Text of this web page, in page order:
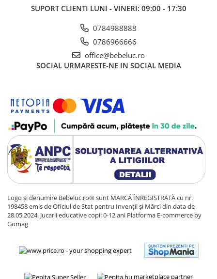
Etui Ochelari
Sacose si Genti
Accesorii bebelusi
Olita bebe
Veioza copii
Decoratiuni camera copilului
Produse de Curatenie
Jucarii exterior
Trotinete copii
Jucarii curte
Leagane copii
Biciclete copii
SUPORT CLIENTI LUNI - VINERI: 09:00 - 17:30
0784988888
0786966666
office@bebeluc.ro
SOCIAL URMARESTE-NE IN SOCIAL MEDIA
Logo și denumire Bebeluc.ro® sunt MARCĂ ÎNREGISTRATĂ cu nr.
198458 emis de Oficiul de Stat pentru Invenții și Mărci din data de
28.05.2024. Jucarii educative copii 0-12 ani Platforma E-commerce by
Gomag
marketplace partner